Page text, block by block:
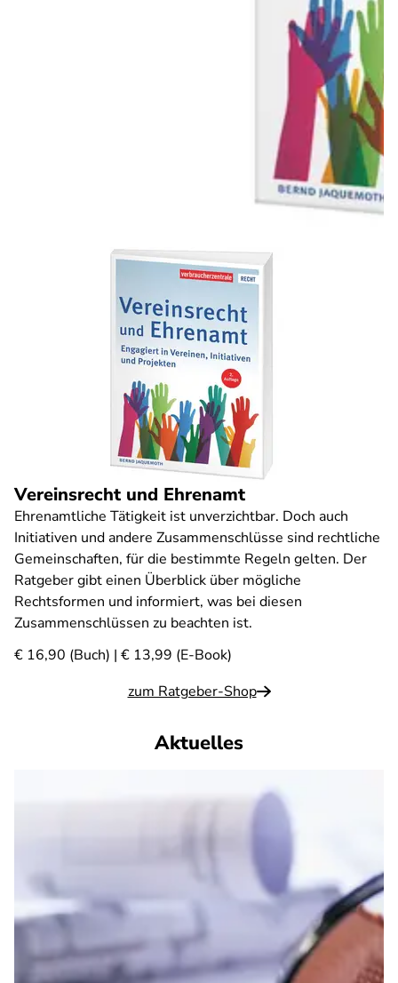
Vereinsrecht und Ehrenamt
Ehrenamtliche Tätigkeit ist unverzichtbar. Doch auch
Initiativen und andere Zusammenschlüsse sind rechtliche
Gemeinschaften, für die bestimmte Regeln gelten. Der
Ratgeber gibt einen Überblick über mögliche
Rechtsformen und informiert, was bei diesen
Zusammenschlüssen zu beachten ist.
€ 16,90 (Buch) | € 13,99 (E-Book)
zum Ratgeber-Shop
Aktuelles